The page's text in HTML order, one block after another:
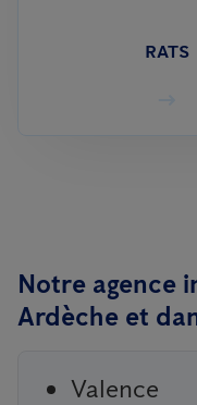
RATS
Notre agence
Ardèche et
Valence